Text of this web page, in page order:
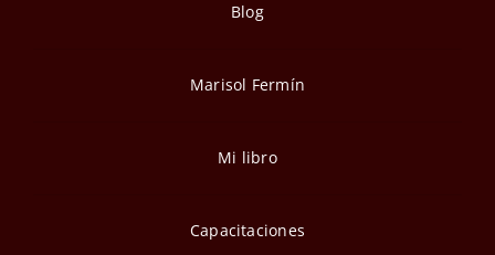
Blog
Marisol Fermín
Mi libro
Capacitaciones